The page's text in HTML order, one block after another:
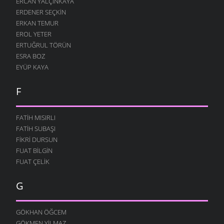
EVIMIN BACASI TÜTSÜN
ÖYKÜLER- 30 EYLÜL 2004
BİR KÜÇÜK HİKAYE
ÖYKÜLER- 22 EYLÜL 2004
ERDENER SEÇKIN
ERKAN TEMUR
EROL YETER
ERTUĞRUL TÖRÜN
ESRA BOZ
EYÜP KAYA
F
FATIH MISIRLI
FATIH SUBAŞI
FIKRI DURSUN
FUAT BILGIN
FUAT ÇELIK
G
GÖKHAN ÖĞCEM